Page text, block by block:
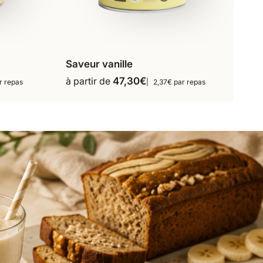
repas
16 repas
36 repas
Ce
variations.
Les
options
peuvent
être
choisies
sur
la
page
du
Saveur vanille
à partir de 47,30€ 2,37€ par repas